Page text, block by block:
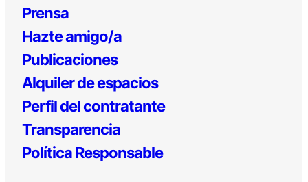
Prensa
Hazte amigo/a
Publicaciones
Alquiler de espacios
Perfil del contratante
Transparencia
Política Responsable